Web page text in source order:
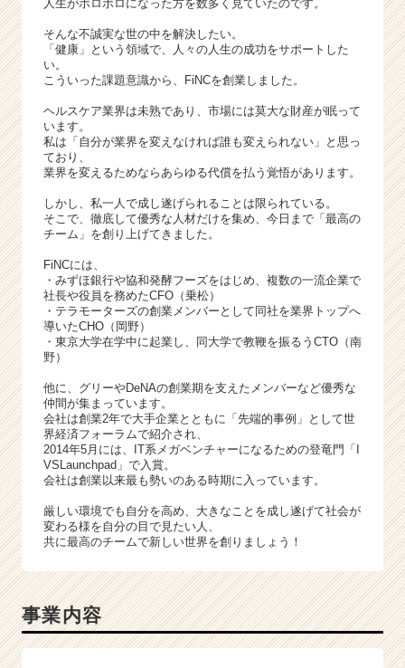
企
業
か
ス
カ
ト
届
く
サ
イ
チ
キ
ャ
リ
ア
（C
h
e
r
C
a
e
r）
人生がボロボロになった方を数多く見ていたのです。
そんな不誠実な世の中を解決したい。
「健康」という領域で、人々の人生の成功をサポートした
い。
こういった課題意識から、FiNCを創業しました。
ヘルスケア業界は未熟であり、市場には莫大な財産が眠って
います。
私は「自分が業界を変えなければ誰も変えられない」と思っ
ており、
業界を変えるためならあらゆる代償を払う覚悟があります。
しかし、私一人で成し遂げられることは限られている。
そこで、徹底して優秀な人材だけを集め、今日まで「最高の
チーム」を創り上げてきました。
FiNCには、
・みずほ銀行や協和発酵フーズをはじめ、複数の一流企業で
社長や役員を務めたCFO（乗松）
・テラモーターズの創業メンバーとして同社を業界トップへ
導いたCHO（岡野）
・東京大学在学中に起業し、同大学で教鞭を振るうCTO（南
野）
他に、グリーやDeNAの創業期を支えたメンバーなど優秀な
仲間が集まっています。
会社は創業2年で大手企業とともに「先端的事例」として世
界経済フォーラムで紹介され、
2014年5月には、IT系メガベンチャーになるための登竜門「I
VSLaunchpad」で入賞。
会社は創業以来最も勢いのある時期に入っています。
厳しい環境でも自分を高め、大きなことを成し遂げて社会が
変わる様を自分の目で見たい人、
共に最高のチームで新しい世界を創りましょう！
事業内容